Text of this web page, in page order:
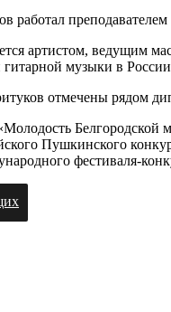
работал
артистом, ведущим
музыки в
отмечены рядом
Белгородской
Пушкинского
фестиваля-